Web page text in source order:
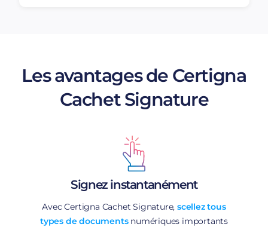
Les avantages de Certigna
Cachet Signature
Signez instantanément
Avec Certigna Cachet Signature, scellez tous
types de documentsnumériques importants